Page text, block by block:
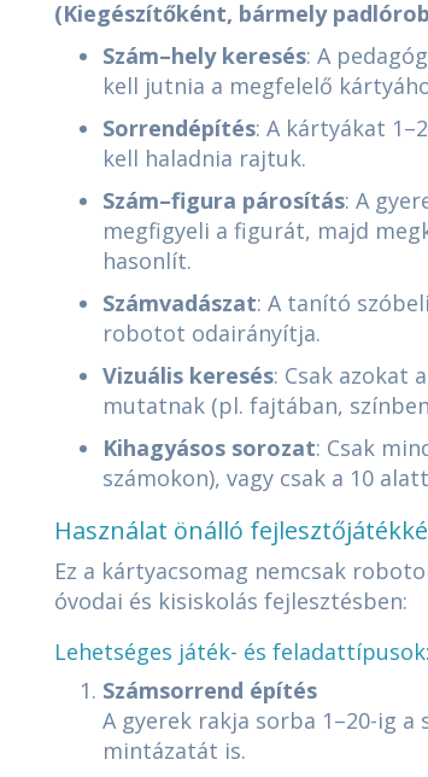
(Kiegészítőként, bármely
Szám–hely keresés: A
kell jutnia a megfelelő
Sorrendépítés: A kártyákat
kell haladnia rajtuk.
Szám–figura párosítás: A
megfigyeli a figurát, majd
hasonlít.
Számvadászat: A tanító
robotot odairányítja.
Vizuális keresés: Csak azokat
mutatnak (pl. fajtában,
Kihagyásos sorozat: Csak
számokon), vagy csak a 10
Használat önálló
Ez a kártyacsomag nemcsak
óvodai és kisiskolás fejlesztésben:
Lehetséges játék- és feladattípusok:
Számsorrend építés
A gyerek rakja sorba 1–20-ig
mintázatát is.